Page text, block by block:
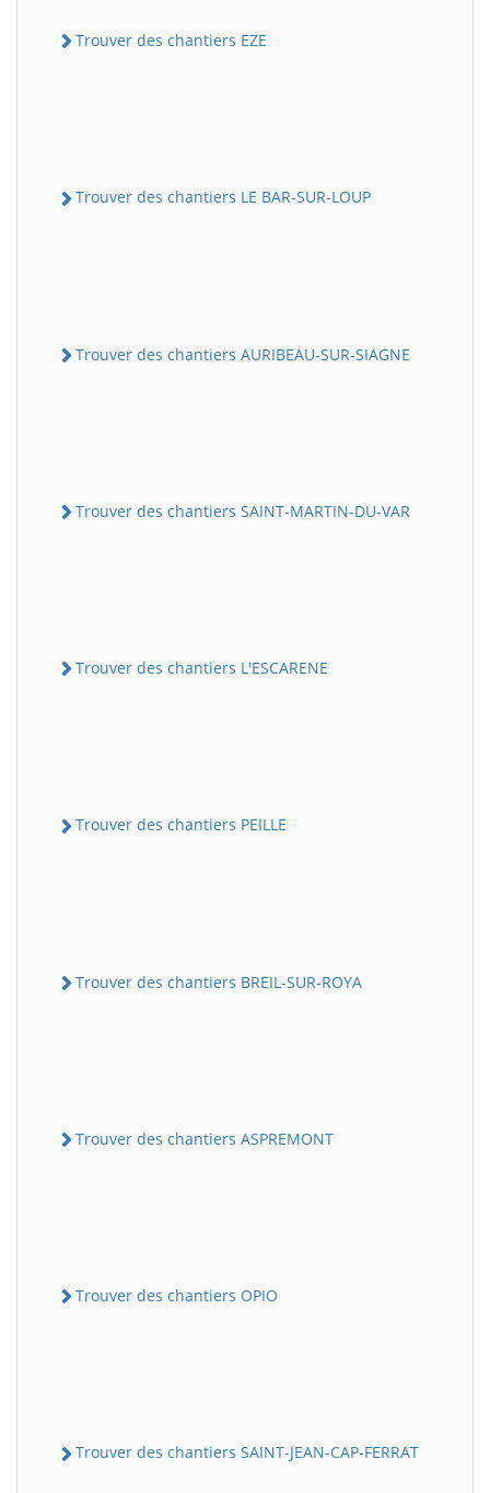
Trouver des chantiers EZE
Trouver des chantiers LE BAR-SUR-LOUP
Trouver des chantiers AURIBEAU-SUR-SIAGNE
Trouver des chantiers SAINT-MARTIN-DU-VAR
Trouver des chantiers L'ESCARENE
Trouver des chantiers PEILLE
Trouver des chantiers BREIL-SUR-ROYA
Trouver des chantiers ASPREMONT
Trouver des chantiers OPIO
Trouver des chantiers SAINT-JEAN-CAP-FERRAT